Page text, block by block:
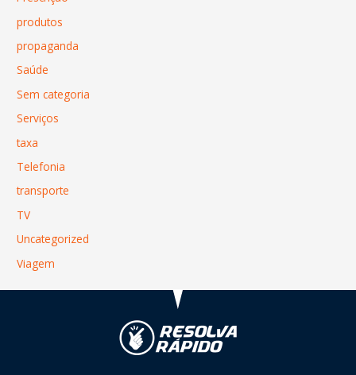
produtos
propaganda
Saúde
Sem categoria
Serviços
taxa
Telefonia
transporte
TV
Uncategorized
Viagem